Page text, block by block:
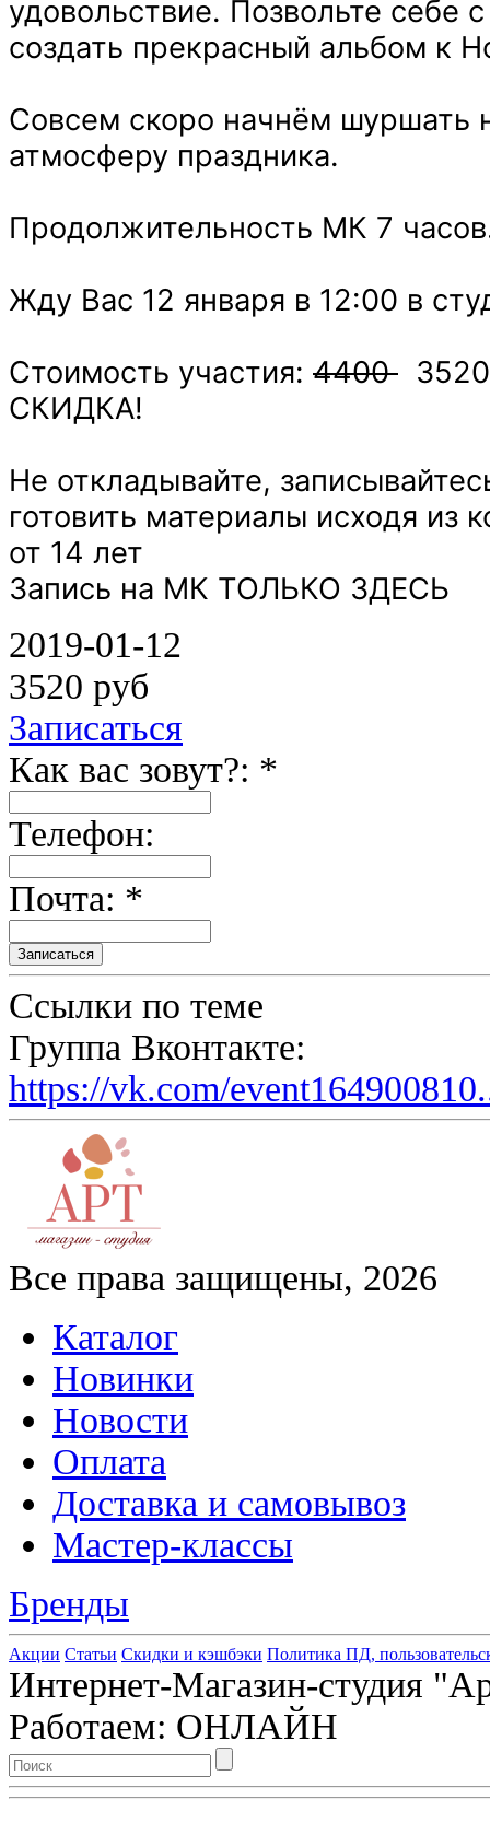
удовольствие. Позвольте себе
создать прекрасный альбом к
Совсем скоро начнём шуршать
атмосферу праздника.
Продолжительность МК 7
Жду Вас 12 января в 12:00 в
Стоимость участия: 4400
СКИДКА!
Не откладывайте,
готовить материалы исходя из
от 14 лет
Запись на МК ТОЛЬКО ЗДЕСЬ
2019-01-12
3520 руб
Записаться
Как вас зовут?: *
Телефон:
Почта: *
Ссылки по теме
Группа Вконтакте:
https://vk.com/
Все права защищены, 2026
Каталог
Новинки
Новости
Оплата
Доставка и самовывоз
Мастер-классы
Бренды
Акции Статьи Скидки и кэшбэки Политика ПД,
Интернет-Магазин-студия
Работаем: ОНЛАЙН